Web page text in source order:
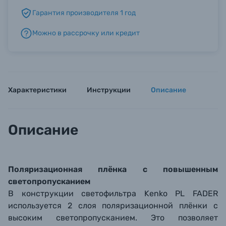
Б/У фототехника (Комиссионные товары)
Гарантия производителя 1 год
Можно в рассрочку или кредит
Характеристики Инструкции Описание
Описание
Поляризационная плёнка с повышенным
светопропусканием
В конструкции светофильтра Kenko PL FADER
используется 2 слоя поляризационной плёнки с
высоким светопропусканием. Это позволяет